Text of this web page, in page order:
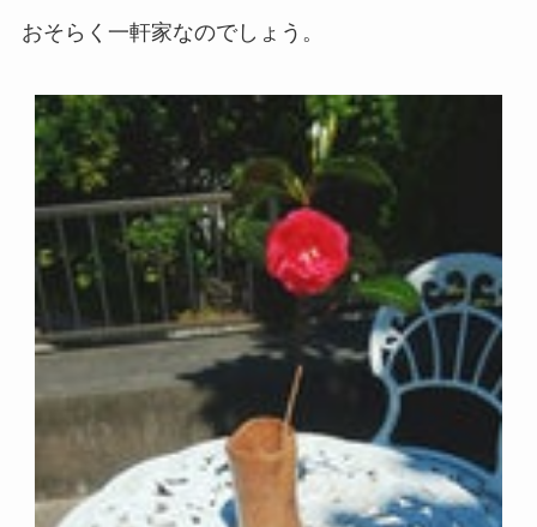
おそらく一軒家なのでしょう。